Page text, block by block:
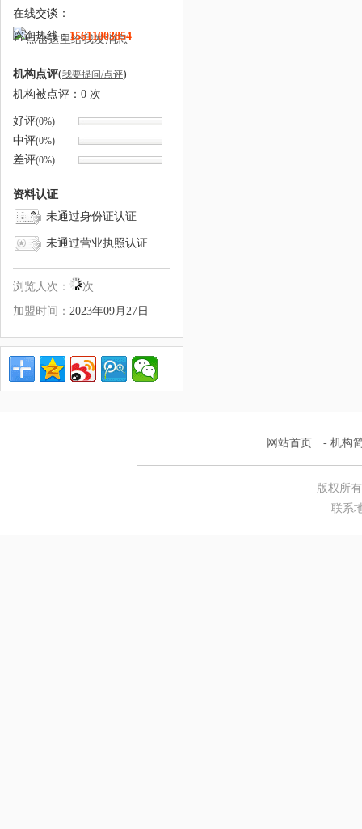
在线交谈：
咨询热线：15611003854
机构点评(我要提问/点评)
机构被点评： 0 次
好评(0%)
中评(0%)
差评(0%)
资料认证
未通过身份证认证
未通过营业执照认证
浏览人次：
次
加盟时间： 2023年09月27日
网站首页 - 机构
版权所
联系